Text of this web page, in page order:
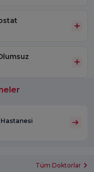
Tüm Doktorlar